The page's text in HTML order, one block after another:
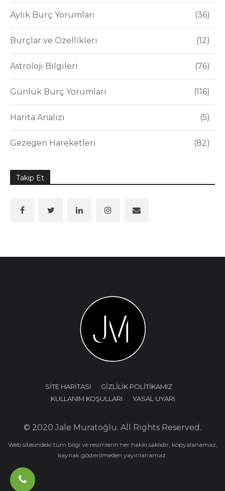
Aylık Burç Yorumları 36
Burçlar ve Özellikleri 12
Astroloji Bilgileri 76
Günlük Burç Yorumları 116
Harita Analizi 5
Gezegen Hareketleri 82
Takip Et
SİTE HARİTASI
GİZLİLİK POLİTİKAMIZ
KULLANIM KOŞULLARI
YASAL UYARI
© 2020 Jale Muratoğlu. All Rights Reserved.
Web sitesindeki tüm bilgi ve resimlerin her hakkı saklıdır, kopyalanamaz,
kaynak gösterilmeden yayınlanamaz.